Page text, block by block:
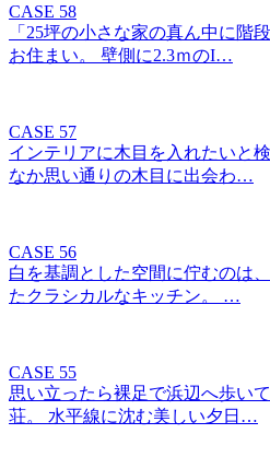
CASE 58
「25坪の小さな家の真ん中に階
お住まい。 壁側に2.3ｍのI…
CASE 57
インテリアに木目を入れたいと
なか思い通りの木目に出会わ…
CASE 56
白を基調とした空間に佇むのは
たクラシカルなキッチン。 …
CASE 55
思い立ったら裸足で浜辺へ歩い
荘。 水平線に沈む美しい夕日…